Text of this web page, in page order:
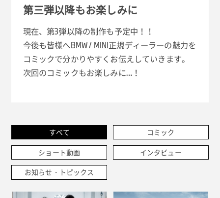
第三弾以降もお楽しみに
現在、第3弾以降の制作も予定中！！
今後も皆様へBMW / MINI正規ディーラーの魅力を
コミックで分かりやすくお伝えしていきます。
次回のコミックもお楽しみに…！
すべて コミック
ショート動画 インタビュー
お知らせ・トピックス